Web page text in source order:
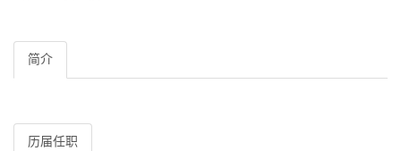
简介
历届任职